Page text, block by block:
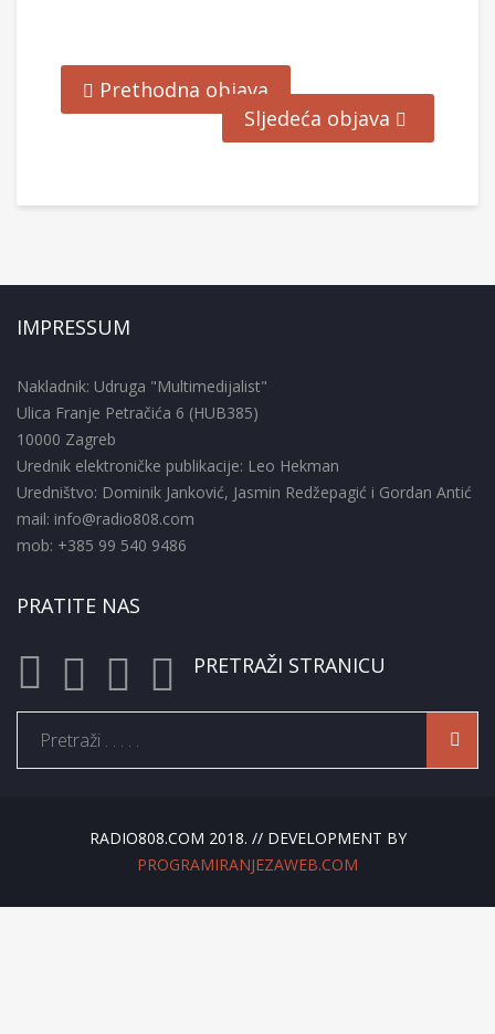
Prethodna objava
Sljedeća objava
IMPRESSUM
Nakladnik: Udruga "Multimedijalist"
Ulica Franje Petračića 6 (HUB385)
10000 Zagreb
Urednik elektroničke publikacije: Leo Hekman
Uredništvo: Dominik Janković, Jasmin Redžepagić i Gordan Antić
mail: info@radio808.com
mob: +385 99 540 9486
PRATITE NAS
PRETRAŽI STRANICU
RADIO808.COM 2018. // DEVELOPMENT BY
PROGRAMIRANJEZAWEB.COM